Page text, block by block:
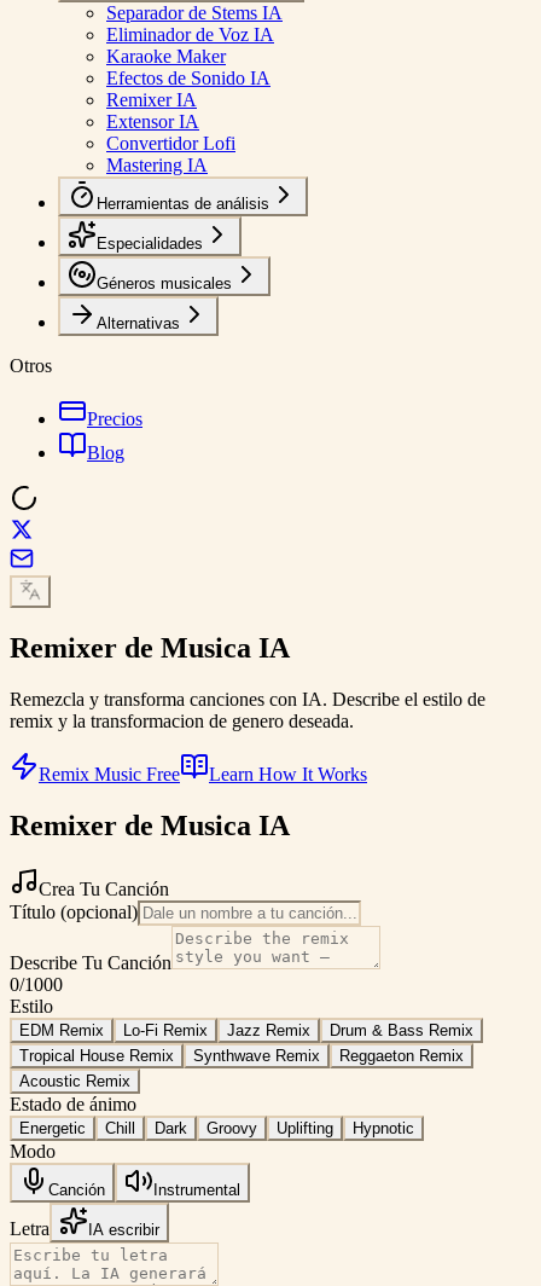
Separador de Stems IA
Eliminador de Voz IA
Karaoke Maker
Efectos de Sonido IA
Remixer IA
Extensor IA
Convertidor Lofi
Mastering IA
Herramientas de análisis
Especialidades
Géneros musicales
Alternativas
Otros
Precios
Blog
Remixer de Musica IA
Remezcla y transforma canciones con IA. Describe el estilo de
remix y la transformacion de genero deseada.
Remix Music Free Learn How It Works
Remixer de Musica IA
Crea Tu Canción
Título (opcional)
Describe Tu Canción
0/1000
Estilo
EDM Remix Lo-Fi Remix Jazz Remix
Drum & Bass Remix
Tropical House Remix
Synthwave Remix
Reggaeton Remix
Acoustic Remix
Estado de ánimo
Energetic Chill Dark Groovy Uplifting Hypnotic
Modo
Canción Instrumental
Letra IA escribir